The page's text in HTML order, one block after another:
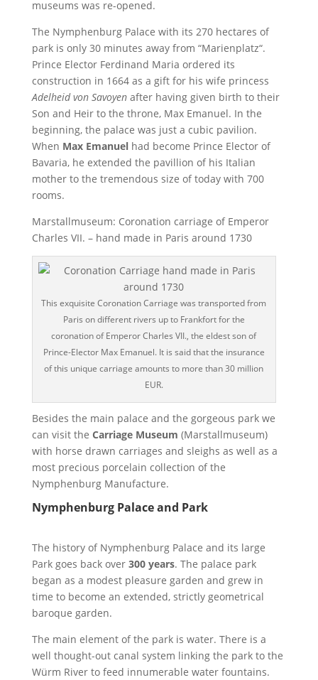
museums was re-opened.
The Nymphenburg Palace with its 270 hectares of
park is only 30 minutes away from “Marienplatz“.
Prince Elector Ferdinand Maria ordered its
construction in 1664 as a gift for his wife princess
Adelheid von Savoyenafter having given birth to their
Son and Heir to the throne, Max Emanuel. In the
beginning, the palace was just a cubic pavilion.
When Max Emanuelhad become Prince Elector of
Bavaria, he extended the pavillion of his Italian
mother to the tremendous size of today with 700
rooms.
Marstallmuseum: Coronation carriage of Emperor
Charles VII. – hand made in Paris around 1730
This exquisite Coronation Carriage was transported from
Paris on different rivers up to Frankfort for the
coronation of Emperor Charles VII., the eldest son of
Prince-Elector Max Emanuel. It is said that the insurance
of this unique carriage amounts to more than 30 million
EUR.
Besides the main palace and the gorgeous park we
can visit the Carriage Museum (Marstallmuseum)
with horse drawn carriages and sleighs as well as a
most precious porcelain collection of the
Nymphenburg Manufacture.
Nymphenburg Palace and Park
The history of Nymphenburg Palace and its large
Park goes back over 300 years. The palace park
began as a modest pleasure garden and grew in
time to become an extended, strictly geometrical
baroque garden.
The main element of the park is water. There is a
well thought-out canal system linking the park to the
Würm River to feed innumerable water fountains.